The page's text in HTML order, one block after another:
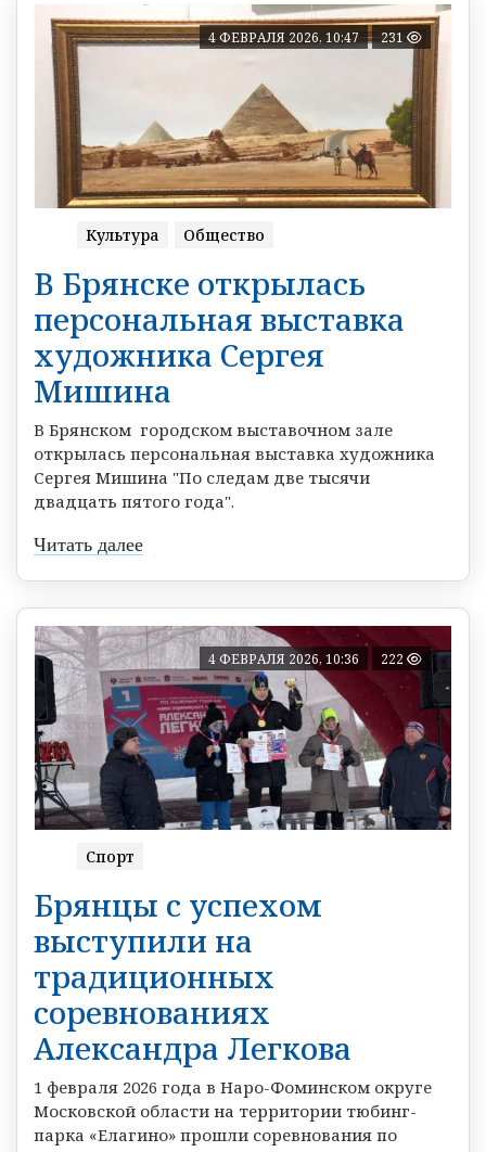
4 ФЕВРАЛЯ 2026, 10:47 231
Культура Общество
В Брянске открылась
персональная выставка
художника Сергея
Мишина
В Брянском городском выставочном зале
открылась персональная выставка художника
Сергея Мишина "По следам две тысячи
двадцать пятого года".
Читать далее
4 ФЕВРАЛЯ 2026, 10:36 222
Спорт
Брянцы с успехом
выступили на
традиционных
соревнованиях
Александра Легкова
1 февраля 2026 года в Наро-Фоминском округе
Московской области на территории тюбинг-
парка «Елагино» прошли соревнования по